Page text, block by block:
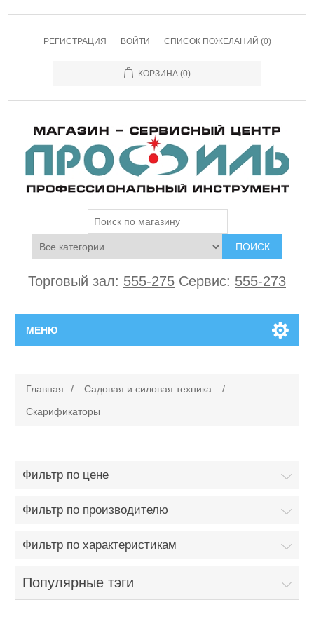
РЕГИСТРАЦИЯ ВОЙТИ СПИСОК ПОЖЕЛАНИЙ (0)
КОРЗИНА (0)
ПОИСК
Торговый зал: 555-275 Сервис: 555-273
МЕНЮ
Главная / Садовая и силовая техника
/
Скарификаторы
Фильтр по цене
Фильтр по производителю
Фильтр по характеристикам
Популярные тэги